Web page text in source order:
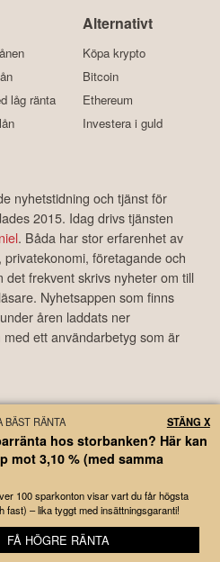
nybörjare
Fondrobotar
Alternativt
Köpa krypto
nyhetstidning och tjänst för
2015. Idag drivs tjänsten
. Båda har stor erfarenhet av
företagande och
frekvent skrivs nyheter om till
Nyhetsappen som finns
ett användarbetyg som är
inte finansiella rådgivare, står inte under
råd till dig. Detta innebär att
som direkt eller indirekt härrörande
frånsäger sig allt ansvar för eventuell
vara som grundar sig på användandet av
– helt gratis
BÄST RÄNTA
hos storbanken? Här kan
mot 3,10 % (med samma
100 sparkonton visar vart du får högsta
fast) – lika tyggt med insättningsgaranti!
FÅ HÖGRE RÄNTA
STÄNG X